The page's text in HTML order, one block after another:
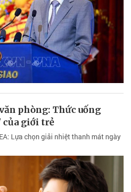
phòng: Thức uống
giới trẻ
Lựa chọn giải nhiệt thanh mát ngày